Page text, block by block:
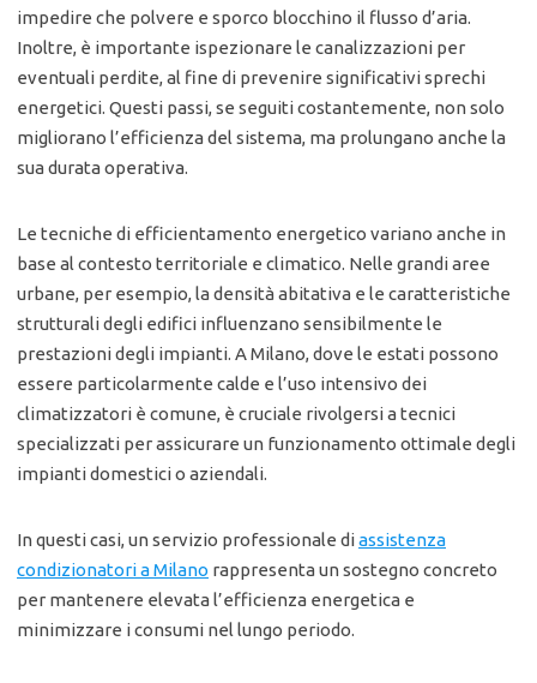
impedire che polvere e sporco blocchino il flusso d’aria.
Inoltre, è importante ispezionare le canalizzazioni per
eventuali perdite, al fine di prevenire significativi sprechi
energetici. Questi passi, se seguiti costantemente, non solo
migliorano l’efficienza del sistema, ma prolungano anche la
sua durata operativa.
Le tecniche di efficientamento energetico variano anche in
base al contesto territoriale e climatico. Nelle grandi aree
urbane, per esempio, la densità abitativa e le caratteristiche
strutturali degli edifici influenzano sensibilmente le
prestazioni degli impianti. A Milano, dove le estati possono
essere particolarmente calde e l’uso intensivo dei
climatizzatori è comune, è cruciale rivolgersi a tecnici
specializzati per assicurare un funzionamento ottimale degli
impianti domestici o aziendali.
In questi casi, un servizio professionale diassistenza
condizionatori a Milano rappresenta un sostegno concreto
per mantenere elevata l’efficienza energetica e
minimizzare i consumi nel lungo periodo.